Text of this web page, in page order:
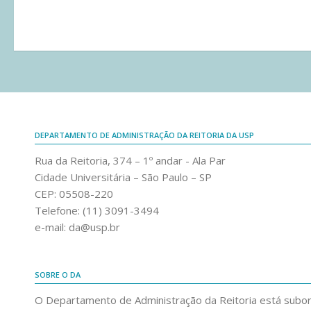
DEPARTAMENTO DE ADMINISTRAÇÃO DA REITORIA DA USP
Rua da Reitoria, 374 – 1º andar - Ala Par
Cidade Universitária – São Paulo – SP
CEP: 05508-220
Telefone: (11) 3091-3494
e-mail: da@usp.br
SOBRE O DA
O Departamento de Administração da Reitoria está